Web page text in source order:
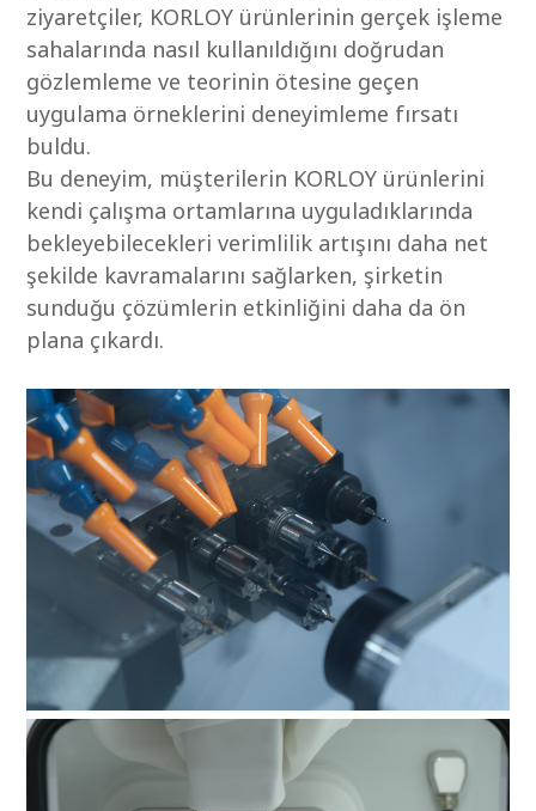
ziyaretçiler, KORLOY ürünlerinin gerçek işleme
sahalarında nasıl kullanıldığını doğrudan
gözlemleme ve teorinin ötesine geçen
uygulama örneklerini deneyimleme fırsatı
buldu.
Bu deneyim, müşterilerin KORLOY ürünlerini
kendi çalışma ortamlarına uyguladıklarında
bekleyebilecekleri verimlilik artışını daha net
şekilde kavramalarını sağlarken, şirketin
sunduğu çözümlerin etkinliğini daha da ön
plana çıkardı.